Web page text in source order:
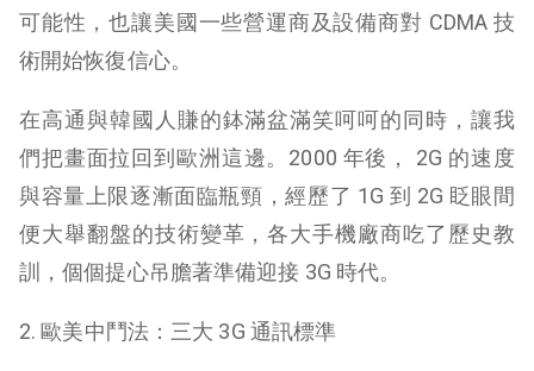
可能性，也讓美國一些營運商及設備商對 CDMA 技
術開始恢復信心。
在高通與韓國人賺的鉢滿盆滿笑呵呵的同時，讓我
們把畫面拉回到歐洲這邊。2000 年後， 2G 的速度
與容量上限逐漸面臨瓶頸，經歷了 1G 到 2G 眨眼間
便大舉翻盤的技術變革，各大手機廠商吃了歷史教
訓，個個提心吊膽著準備迎接 3G 時代。
2. 歐美中鬥法：三大 3G 通訊標準